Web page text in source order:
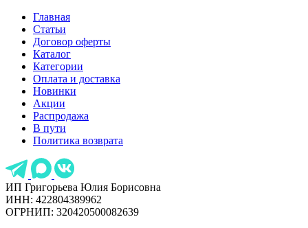
Главная
Статьи
Договор оферты
Каталог
Категории
Оплата и доставка
Новинки
Акции
Распродажа
В пути
Политика возврата
ИП Григорьева Юлия Борисовна
ИНН: 422804389962
ОГРНИП: 320420500082639